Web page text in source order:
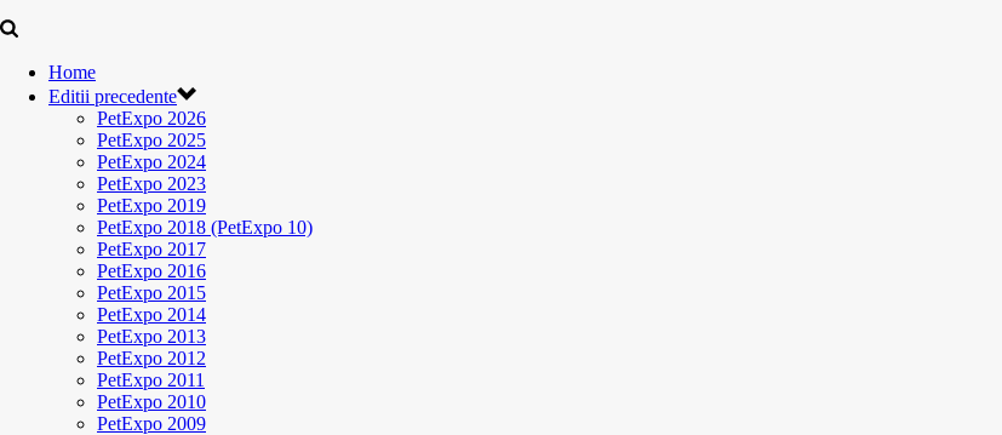
Home
Editii precedente
PetExpo 2026
PetExpo 2025
PetExpo 2024
PetExpo 2023
PetExpo 2019
PetExpo 2018 (PetExpo 10)
PetExpo 2017
PetExpo 2016
PetExpo 2015
PetExpo 2014
PetExpo 2013
PetExpo 2012
PetExpo 2011
PetExpo 2010
PetExpo 2009